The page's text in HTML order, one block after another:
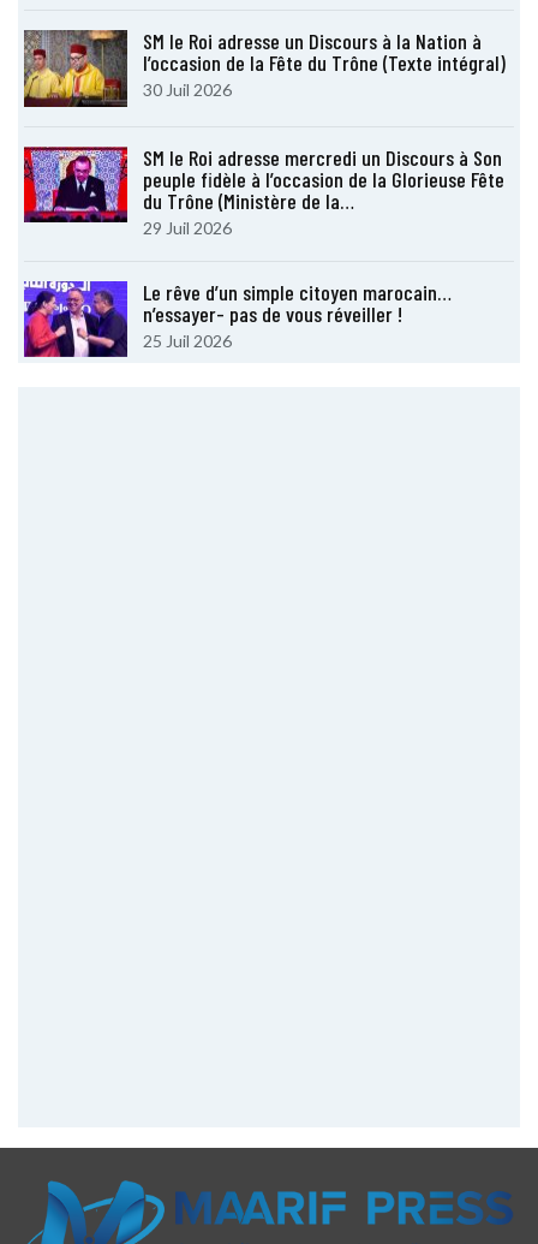
SM le Roi adresse un Discours à la Nation à
l’occasion de la Fête du Trône (Texte intégral)
30 Juil 2026
SM le Roi adresse mercredi un Discours à Son
peuple fidèle à l’occasion de la Glorieuse Fête
du Trône (Ministère de la…
29 Juil 2026
Le rêve d’un simple citoyen marocain…
n’essayer- pas de vous réveiller !
25 Juil 2026